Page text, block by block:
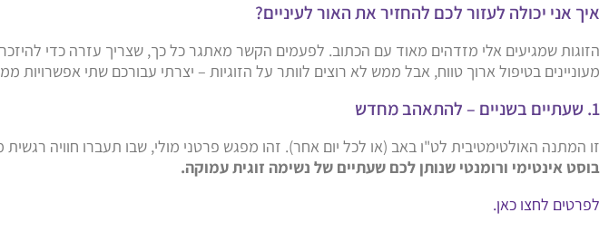
איך אני יכולה לעזור לכם להחזיר את האור לעיניים?
הזוגות שמגיעים אלי מזדהים מאוד עם הכתוב. לפעמים הקשר מאתגר כל כך, שצריך עזרה כדי
מעוניינים בטיפול ארוך טווח, אבל ממש לא רוצים לוותר על הזוגיות – יצרתי עבורכם שתי אפשרויות
1. שעתיים בשניים – להתאהב מחדש
זו המתנה האולטימטיבית לט"ו באב (או לכל יום אחר). זהו מפגש פרטני מולי, שבו תעברו חוויה
בוסט אינטימי ורומנטי שנותן לכם שעתיים של נשימה זוגית עמוקה.
לפרטים לחצו כאן.